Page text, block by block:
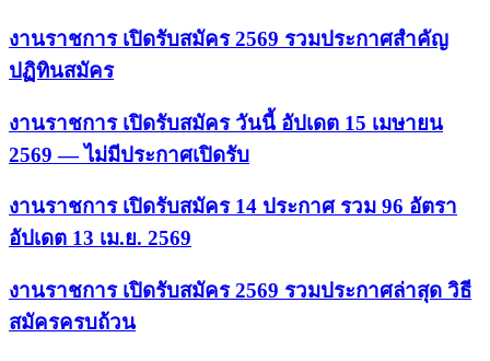
งานราชการ เปิดรับสมัคร 2569 รวมประกาศสำคัญ
ปฏิทินสมัคร
งานราชการ เปิดรับสมัคร วันนี้ อัปเดต 15 เมษายน
2569 — ไม่มีประกาศเปิดรับ
งานราชการ เปิดรับสมัคร 14 ประกาศ รวม 96 อัตรา
อัปเดต 13 เม.ย. 2569
งานราชการ เปิดรับสมัคร 2569 รวมประกาศล่าสุด วิธี
สมัครครบถ้วน